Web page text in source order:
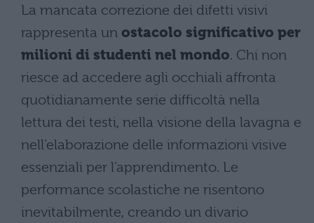
La mancata correzione dei difetti visivi
rappresenta un ostacolo significativo per
milioni di studenti nel mondo. Chi non
riesce ad accedere agli occhiali affronta
quotidianamente serie difficoltà nella
lettura dei testi, nella visione della lavagna e
nell’elaborazione delle informazioni visive
essenziali per l’apprendimento. Le
performance scolastiche ne risentono
inevitabilmente, creando un divario